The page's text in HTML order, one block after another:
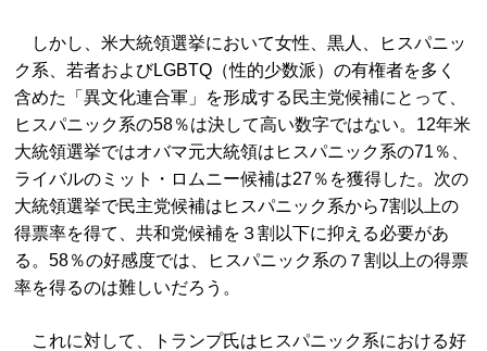
しかし、米大統領選挙において女性、黒人、ヒスパニッ
ク系、若者およびLGBTQ（性的少数派）の有権者を多く
含めた「異文化連合軍」を形成する民主党候補にとって、
ヒスパニック系の58％は決して高い数字ではない。12年米
大統領選挙ではオバマ元大統領はヒスパニック系の71％、
ライバルのミット・ロムニー候補は27％を獲得した。次の
大統領選挙で民主党候補はヒスパニック系から7割以上の
得票率を得て、共和党候補を３割以下に抑える必要があ
る。58％の好感度では、ヒスパニック系の７割以上の得票
率を得るのは難しいだろう。
これに対して、トランプ氏はヒスパニック系における好